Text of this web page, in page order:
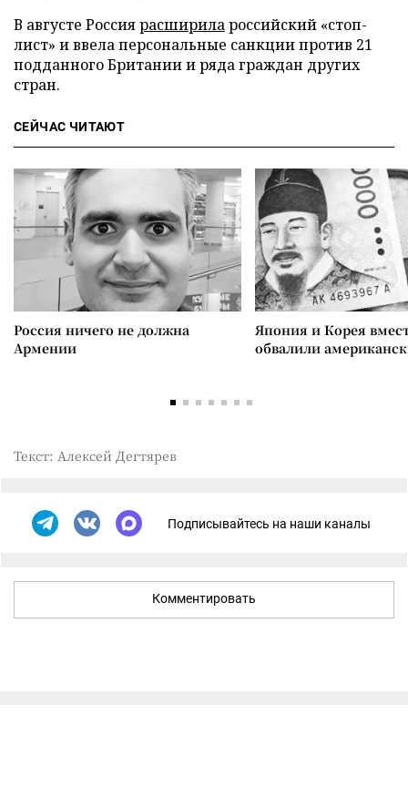
В августе Россиярасширилароссийский «стоп-
лист» и ввела персональные санкции против 21
подданного Британии и ряда граждан других
стран.
СЕЙЧАС ЧИТАЮТ
Россия ничего не должна
Армении
Япония и Корея
обвалили
Текст: Алексей Дегтярев
Подписывайтесь на наши каналы
Комментировать